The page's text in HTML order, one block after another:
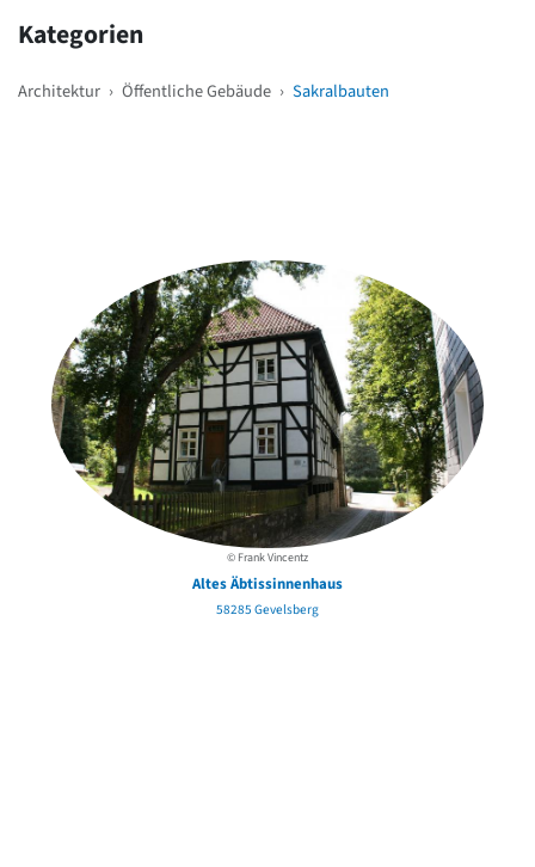
Kategorien
Architektur › Öffentliche Gebäude › Sakralbauten
© Frank Vincentz
Altes Äbtissinnenhaus
58285 Gevelsberg